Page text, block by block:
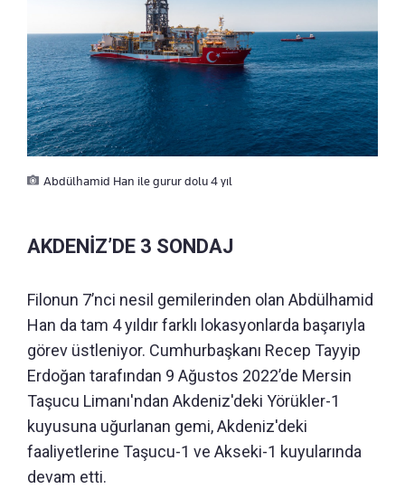
Abdülhamid Han ile gurur dolu 4 yıl
AKDENİZ’DE 3 SONDAJ
Filonun 7’nci nesil gemilerinden olan Abdülhamid
Han da tam 4 yıldır farklı lokasyonlarda başarıyla
görev üstleniyor. Cumhurbaşkanı Recep Tayyip
Erdoğan tarafından 9 Ağustos 2022’de Mersin
Taşucu Limanı'ndan Akdeniz'deki Yörükler-1
kuyusuna uğurlanan gemi, Akdeniz'deki
faaliyetlerine Taşucu-1 ve Akseki-1 kuyularında
devam etti.